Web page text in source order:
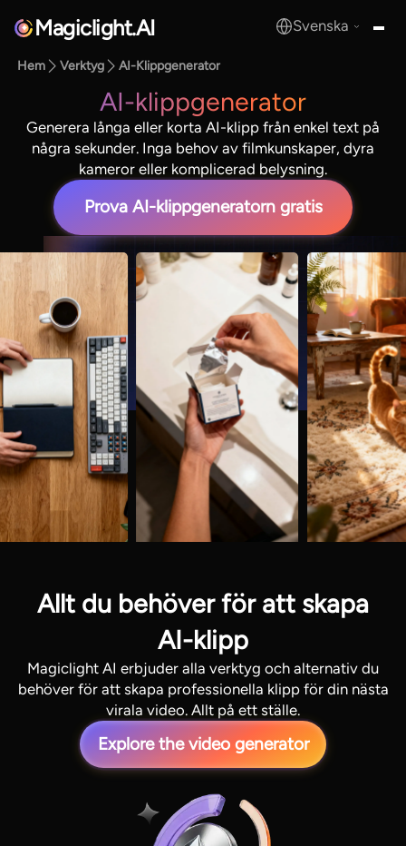
Magiclight.AI Svenska
Hem Verktyg AI-Klippgenerator
AI-klippgenerator
Generera långa eller korta AI-klipp från enkel text på
några sekunder. Inga behov av filmkunskaper, dyra
kameror eller komplicerad belysning.
Prova AI-klippgeneratorn gratis
Allt du behöver för att skapa
AI-klipp
Magiclight AI erbjuder alla verktyg och alternativ du
behöver för att skapa professionella klipp för din nästa
virala video. Allt på ett ställe.
Explore the video generator